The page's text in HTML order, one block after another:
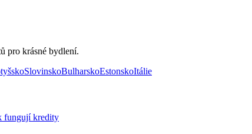
pro krásné bydlení.
SlovinskoBulharskoEstonskoItálie
fungují kredity